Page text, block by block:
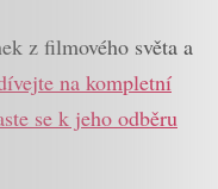
z filmového světa a
na kompletní
se k jeho odběru